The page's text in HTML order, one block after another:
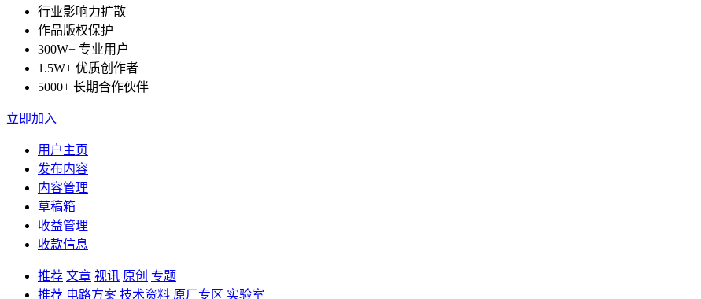
行业影响力扩散
作品版权保护
300W+ 专业用户
1.5W+ 优质创作者
5000+ 长期合作伙伴
立即加入
用户主页
发布内容
内容管理
草稿箱
收益管理
收款信息
推荐 文章 视讯 原创 专题
推荐 电路方案 技术资料 原厂专区 实验室